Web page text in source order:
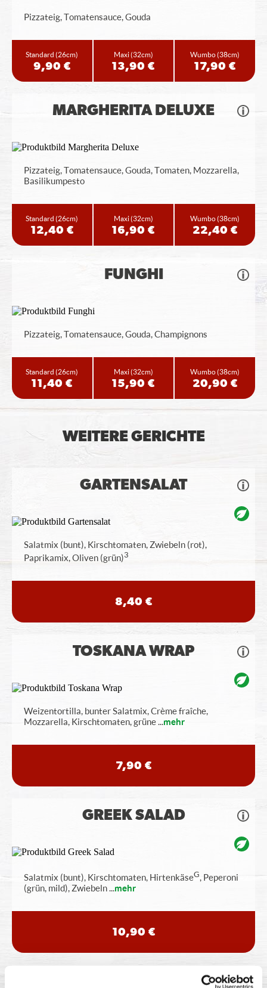
Pizzateig, Tomatensauce, Gouda
Standard(26cm)
9,90 €
Maxi(32cm)
13,90 €
Wumbo(38cm)
17,90 €
MARGHERITA DELUXE
Pizzateig, Tomatensauce, Gouda, Tomaten, Mozzarella,
Basilikumpesto
Standard(26cm)
12,40 €
Maxi(32cm)
16,90 €
Wumbo(38cm)
22,40 €
FUNGHI
Pizzateig, Tomatensauce, Gouda, Champignons
Standard(26cm)
11,40 €
Maxi(32cm)
15,90 €
Wumbo(38cm)
20,90 €
WEITERE GERICHTE
GARTENSALAT
Salatmix (bunt), Kirschtomaten, Zwiebeln (rot),
Paprikamix, Oliven (grün)3
8,40 €
TOSKANA WRAP
Weizentortilla, bunter Salatmix, Crème fraîche,
Mozzarella, Kirschtomaten, grüne...mehr
7,90 €
GREEK SALAD
Salatmix (bunt), Kirschtomaten, HirtenkäseG, Peperoni
(grün, mild), Zwiebeln...mehr
10,90 €